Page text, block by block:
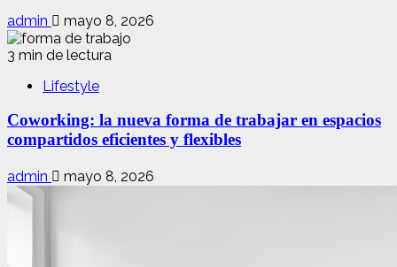
admin mayo 8, 2026
3 min de lectura
Lifestyle
Coworking: la nueva forma de trabajar en espacios
compartidos eficientes y flexibles
admin mayo 8, 2026